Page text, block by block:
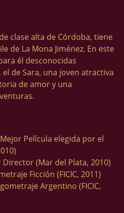
clase alta de Córdoba, tiene
de La Mona Jiménez. En este
él desconocidas
de Sara, una joven atractiva
de amor y una
Película elegida por el
Director (Mar del Plata, 2010)
Ficción (FICIC, 2011)
Argentino (FICIC,